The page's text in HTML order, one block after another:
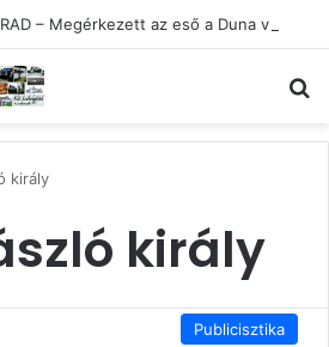
király
király
Publicisztika